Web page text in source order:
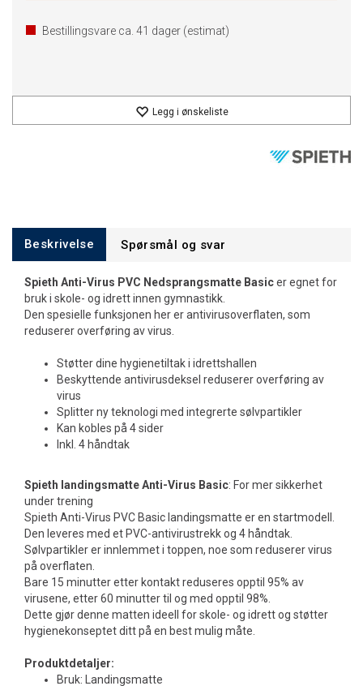
Bestillingsvare ca. 41 dager (estimat)
Legg i ønskeliste
Beskrivelse Spørsmål og svar
Spieth Anti-Virus PVC Nedsprangsmatte Basicer egnet for
bruk i skole- og idrett innen gymnastikk.
Den spesielle funksjonen her er antivirusoverflaten, som
reduserer overføring av virus.
Støtter dine hygienetiltak i idrettshallen
Beskyttende antivirusdeksel reduserer overføring av
virus
Splitter ny teknologi med integrerte sølvpartikler
Kan kobles på 4 sider
Inkl. 4 håndtak
Spieth landingsmatte Anti-Virus Basic: For mer sikkerhet
under trening
Spieth Anti-Virus PVC Basic landingsmatte er en startmodell.
Den leveres med et PVC-antivirustrekk og 4 håndtak.
Sølvpartikler er innlemmet i toppen, noe som reduserer virus
på overflaten.
Bare 15 minutter etter kontakt reduseres opptil 95% av
virusene, etter 60 minutter til og med opptil 98%.
Dette gjør denne matten ideell for skole- og idrett og støtter
hygienekonseptet ditt på en best mulig måte.
Produktdetaljer:
Bruk: Landingsmatte